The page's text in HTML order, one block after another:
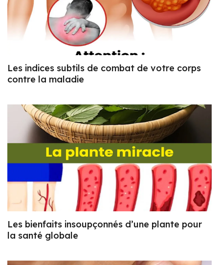
Les indices subtils de combat de votre corps
contre la maladie
Les bienfaits insoupçonnés d’une plante pour
la santé globale